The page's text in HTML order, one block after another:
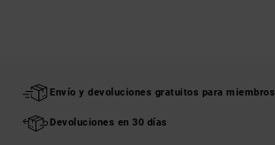
Envío y devoluciones gratuitos para miembros
Devoluciones en 30 días